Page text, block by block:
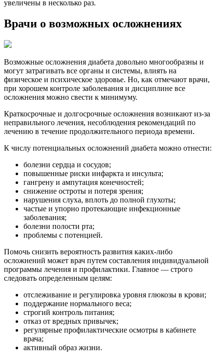
увеличены в несколько раз.
Врачи о возможных осложнениях
Возможные осложнения диабета довольно многообразны и
могут затрагивать все органы и системы, влиять на
физическое и психическое здоровье. Но, как отмечают врачи,
при хорошем контроле заболевания и дисциплине все
осложнения можно свести к минимуму.
Краткосрочные и долгосрочные осложнения возникают из-за
неправильного лечения, несоблюдения рекомендаций по
лечению в течение продолжительного периода времени.
К числу потенциальных осложнений диабета можно отнести:
болезни сердца и сосудов;
повышенные риски инфаркта и инсульта;
гангрену и ампутация конечностей;
снижение остроты и потеря зрения;
нарушения слуха, вплоть до полной глухоты;
частые и упорно протекающие инфекционные
заболевания;
болезни полости рта;
проблемы с потенцией.
Помочь снизить вероятность развития каких-либо
осложнений может врач путем составления индивидуальной
программы лечения и профилактики. Главное — строго
следовать определенным целям:
отслеживание и регулировка уровня глюкозы в крови;
поддержание нормального веса;
строгий контроль питания;
отказ от вредных привычек;
регулярные профилактические осмотры в кабинете
врача;
активный образ жизни.